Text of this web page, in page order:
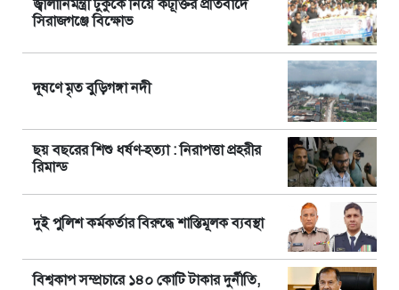
সিরাজগঞ্জে বিক্ষোভ
দূষণে মৃত বুড়িগঙ্গা নদী
ছয় বছরের শিশু ধর্ষণ-হত্যা : নিরাপত্তা প্রহরীর
রিমান্ড
দুই পুলিশ কর্মকর্তার বিরুদ্ধে শাস্তিমূলক ব্যবস্থা
বিশ্বকাপ সম্প্রচারে ১৪০ কোটি টাকার দুর্নীতি,